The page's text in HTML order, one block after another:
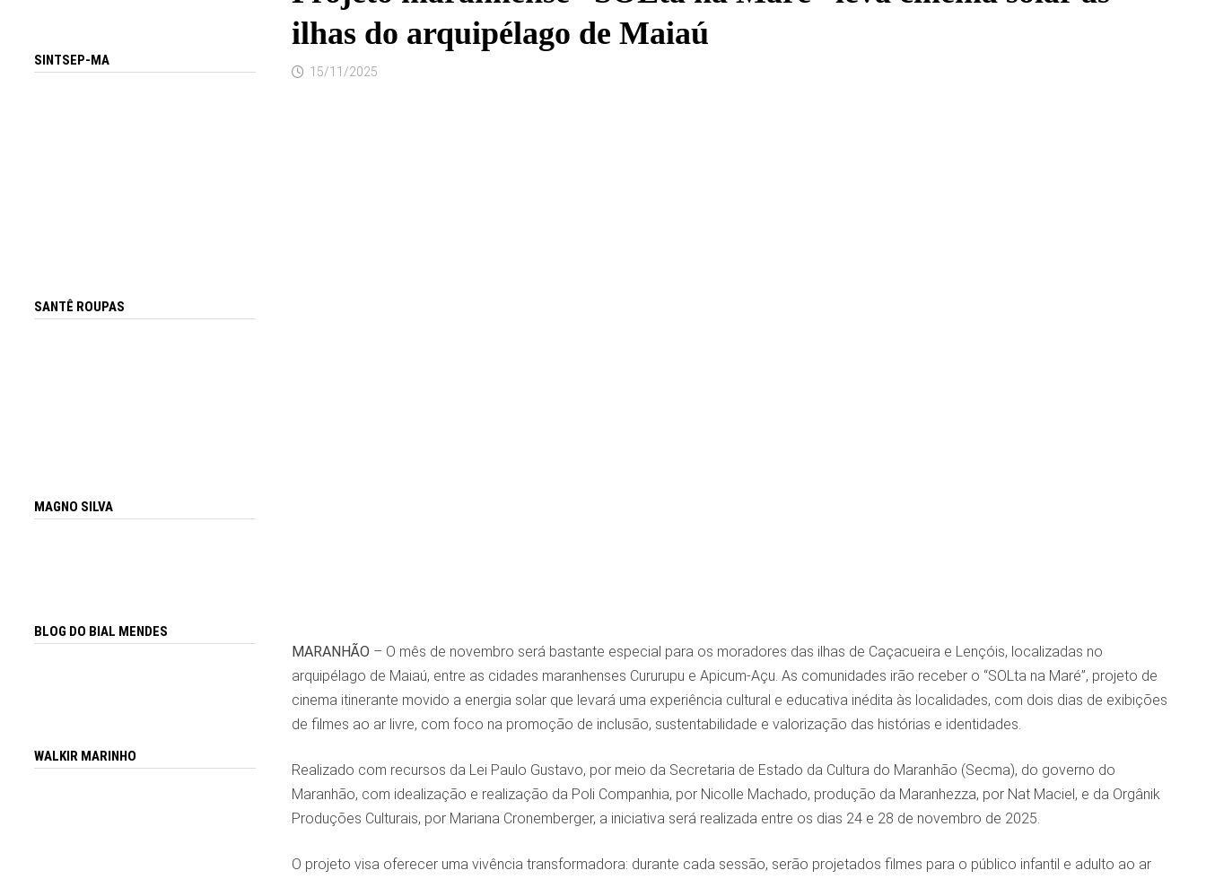
ilhas do arquipélago de Maiaú
15/11/2025
MARANHÃO – O mês de novembro será bastante especial para os moradores das ilhas de Caçacueira e Lençóis, localizadas no
arquipélago de Maiaú, entre as cidades maranhenses Cururupu e Apicum-Açu. As comunidades irão receber o “SOLta na Maré”, projeto de
cinema itinerante movido a energia solar que levará uma experiência cultural e educativa inédita às localidades, com dois dias de exibições
de filmes ao ar livre, com foco na promoção de inclusão, sustentabilidade e valorização das histórias e identidades.
Realizado com recursos da Lei Paulo Gustavo, por meio da Secretaria de Estado da Cultura do Maranhão (Secma), do governo do
Maranhão, com idealização e realização da Poli Companhia, por Nicolle Machado, produção da Maranhezza, por Nat Maciel, e da Orgânik
Produções Culturais, por Mariana Cronemberger, a iniciativa será realizada entre os dias 24 e 28 de novembro de 2025.
O projeto visa oferecer uma vivência transformadora: durante cada sessão, serão projetados filmes para o público infantil e adulto ao ar
SINTSEP-MA
SANTÊ ROUPAS
MAGNO SILVA
BLOG DO BIAL MENDES
WALKIR MARINHO